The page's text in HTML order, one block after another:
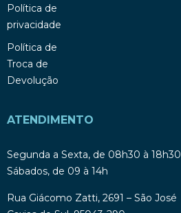
Política de
privacidade
Política de
Troca de
Devolução
ATENDIMENTO
Segunda a Sexta, de 08h30 à 18h30
Sábados, de 09 à 14h
Rua Giácomo Zatti, 2691 – São José